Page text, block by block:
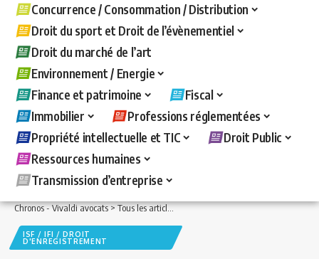
Concurrence / Consommation / Distribution
Droit du sport et Droit de l’évènementiel
Droit du marché de l’art
Environnement / Energie
Finance et patrimoine
Fiscal
Immobilier
Professions réglementées
Propriété intellectuelle et TIC
Droit Public
Ressources humaines
Transmission d’entreprise
Chronos - Vivaldi avocats>Tous les articles >Fiscal>ISF / IFI / Droit
ISF / IFI / DROIT
D'ENREGISTREMENT